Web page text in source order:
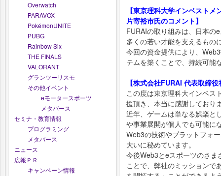
Overwatch
PARAVOX
PokémonUNITE
PUBG
Rainbow Six
THE FINALS
VALORANT
グランツーリスモ
その他イベント
eモータースポーツ
メタバース
セミナ・教育情報
プログラミング
メタバース
ニュース
広報ＰＲ
キャンペーン情報
【東京理科大学インベスト
片寄裕市氏のコメント】
FURAIの取り組みは、日本の
多くの若い才能を支えるもの
今回の資金提供により、
テムを築くことで、持続可能
【株式会社FURAI 代表取締
この度は東京理科大インベス
援頂き、本当に感謝しており
近年、ゲームは単なる娯楽と
や事業展開が個人でも可能に
Web3の技術やプラットフォ
大いに秘めています。
今後Web3とeスポーツのさ
ことで、弊社のミッションで